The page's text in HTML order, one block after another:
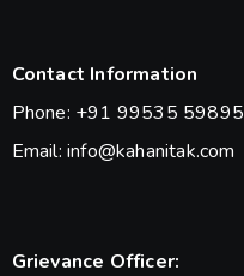
Contact Information
Phone: +91 99535 59895
Email: info@kahanitak.com
Grievance Officer: